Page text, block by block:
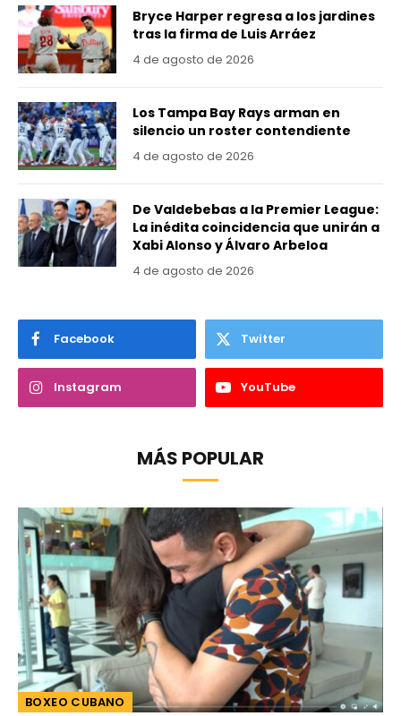
Bryce Harper regresa a los jardines
tras la firma de Luis Arráez
4 de agosto de 2026
Los Tampa Bay Rays arman en
silencio un roster contendiente
4 de agosto de 2026
De Valdebebas a la Premier League:
La inédita coincidencia que unirán a
Xabi Alonso y Álvaro Arbeloa
4 de agosto de 2026
Facebook Twitter
Instagram YouTube
MÁS POPULAR
BOXEO CUBANO